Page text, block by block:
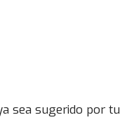
sea sugerido por tu